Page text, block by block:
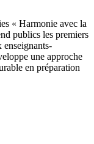
« Harmonie avec la
publics les premiers
enseignants-
une approche
en préparation